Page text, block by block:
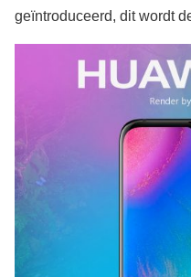
geïntroduceerd, dit wordt